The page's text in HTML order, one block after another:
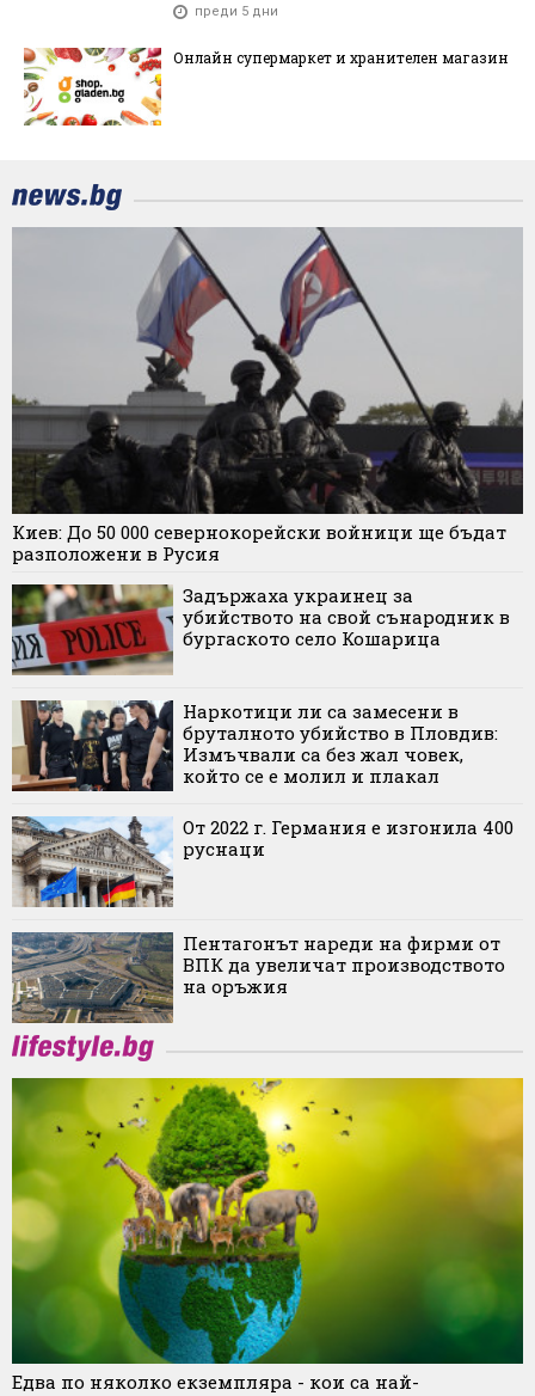
преди 5 дни
Онлайн супермаркет и хранителен магазин
Киев: До 50 000 севернокорейски войници ще бъдат
разположени в Русия
Задържаха украинец за
убийството на свой сънародник в
бургаското село Кошарица
Наркотици ли са замесени в
бруталното убийство в Пловдив:
Измъчвали са без жал човек,
който се е молил и плакал
От 2022 г. Германия е изгонила 400
руснаци
Пентагонът нареди на фирми от
ВПК да увеличат производството
на оръжия
Едва по няколко екземпляра - кои са най-